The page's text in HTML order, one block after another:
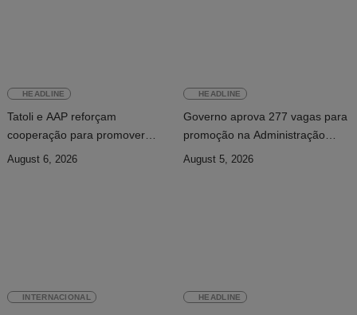
HEADLINE
Tatoli e AAP reforçam
cooperação para promover
jornalismo profissional em
August 6, 2026
HEADLINE
Governo aprova 277 vagas para
promoção na Administração
Pública
August 5, 2026
INTERNACIONAL HEADLINE